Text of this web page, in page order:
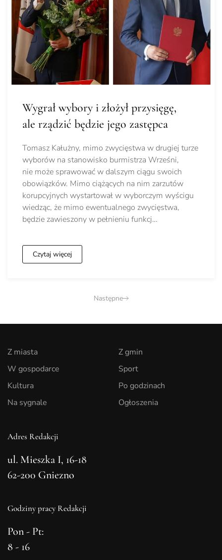
Wygrał wybory i złożył przysięgę,
ale rządzić będzie jego zastępca
Tomasz Kałużny, mimo zwycięstwa w drugiej turze
wyborów na stanowisko burmistrza Wrześni,
nie może sprawować w dalszym ciągu swoich
obowiązków. Mimo ciążących na nim zarzutów
korupcyjnych wystartował w wyborczym wyścigu
wiedząc, że mimo ewentualnego zwycięstwa,
będzie zawieszony w pełnieniu funkcj…
Czytaj więcej
Następne
Z miasta
W gospodarce
Kultura
Na sygnale
Z gmin
Sport
Po godzinach
Ogłoszenia
Adres Redakcji
ul. Mieszka I, 16-18
62-200 Gniezno
Godziny pracy Redakcji
Pon - Pt:
8 - 16